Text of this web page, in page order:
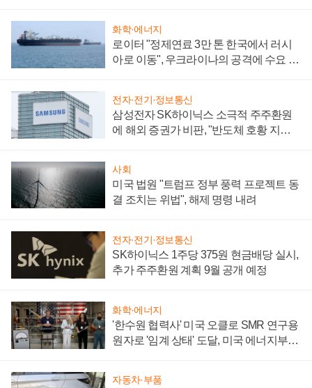
화학·에너지
로이터 "정제연료 3만 톤 한국에서 러시
아로 이동", 우크라이나의 공격에 수요 늘
전자·전기·정보통신
삼성전자 SK하이닉스 소극적 주주환원
에 해외 증권가 비판, "반도체 호황 지속
사회
미국 법원 "트럼프 정부 풍력 프로젝트 동
결 조치는 위법", 해제 명령 내려
전자·전기·정보통신
SK하이닉스 1주당 375원 현금배당 실시,
추가 주주환원 계획 9월 공개 예정
화학·에너지
'한수원 협력사' 미국 오클로 SMR 연구용
원자로 '임계 상태' 도달, 미국 에너지부
자동차·부품